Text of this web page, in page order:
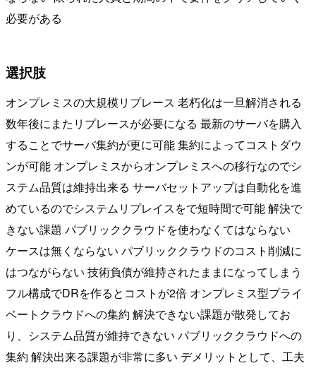
必要がある
選択肢
オンプレミスの大規模リプレース 老朽化は一旦解消される
数年後にまたリプレースが必要になる 最新のサーバを購入
することでサーバ集約が更に可能 集約によってコストダウ
ンが可能 オンプレミスからオンプレミスへの移行なのでシ
ステム品質は維持出来る サーバセットアップは自動化を進
めているのでシステムリプレイスをで短時間で可能 解決で
きない課題 パブリッククラウドを使わなくてはならない
ケースは無くならない パブリッククラウドのコスト削減に
はつながらない 技術負債が維持されたままになってしまう
フル構成でDRを作るとコストが2倍 オンプレミス型プライ
ベートクラウドへの集約 解決できない課題が散発してお
り、システム品質が維持できない パブリッククラウドへの
集約 解決出来る課題が非常に多い デメリットとして、工夫